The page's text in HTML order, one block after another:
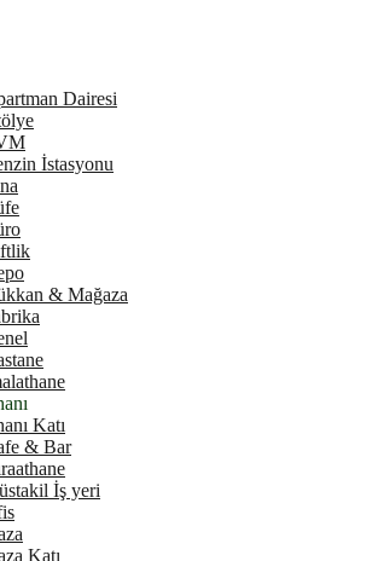
Dairesi
İstasyonu
& Mağaza
Katı
& Bar
İş yeri
Katı